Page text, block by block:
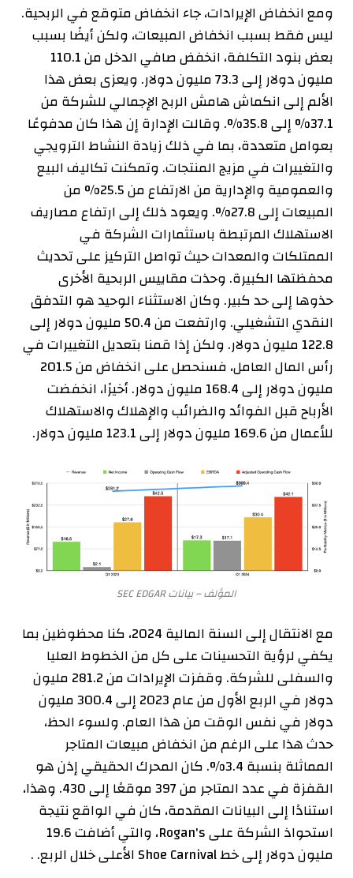
ومع انخفاض الإيرادات، جاء انخفاض متوقع في الربحية.
ليس فقط بسبب انخفاض المبيعات، ولكن أيضًا بسبب
بعض بنود التكلفة، انخفض صافي الدخل من 110.1
مليون دولار إلى 73.3 مليون دولار. ويعزى بعض هذا
الألم إلى انكماش هامش الربح الإجمالي للشركة من
37.1% إلى 35.8%. وقالت الإدارة إن هذا كان مدفوعًا
بعوامل متعددة، بما في ذلك زيادة النشاط الترويجي
والتغييرات في مزيج المنتجات. وتمكنت تكاليف البيع
والعمومية والإدارية من الارتفاع من 25.5% من
المبيعات إلى 27.8%. ويعود ذلك إلى ارتفاع مصاريف
الاستهلاك المرتبطة باستثمارات الشركة في
الممتلكات والمعدات حيث تواصل التركيز على تحديث
محفظتها الكبيرة. وحذت مقاييس الربحية الأخرى
حذوها إلى حد كبير. وكان الاستثناء الوحيد هو التدفق
النقدي التشغيلي. وارتفعت من 50.4 مليون دولار إلى
122.8 مليون دولار. ولكن إذا قمنا بتعديل التغييرات في
رأس المال العامل، فسنحصل على انخفاض من 201.5
مليون دولار إلى 168.4 مليون دولار. أخيرًا، انخفضت
الأرباح قبل الفوائد والضرائب والإهلاك والاستهلاك
للأعمال من 169.6 مليون دولار إلى 123.1 مليون دولار.
المؤلف – بيانات SEC EDGAR
مع الانتقال إلى السنة المالية 2024، كنا محظوظين بما
يكفي لرؤية التحسينات على كل من الخطوط العليا
والسفلى للشركة. وقفزت الإيرادات من 281.2 مليون
دولار في الربع الأول من عام 2023 إلى 300.4 مليون
دولار في نفس الوقت من هذا العام. ولسوء الحظ،
حدث هذا على الرغم من انخفاض مبيعات المتاجر
المماثلة بنسبة 3.4%. كان المحرك الحقيقي إذن هو
القفزة في عدد المتاجر من 397 موقعًا إلى 430. وهذا،
استنادًا إلى البيانات المقدمة، كان في الواقع نتيجة
استحواذ الشركة على Rogan's، والتي أضافت 19.6
مليون دولار إلى خط Shoe Carnival الأعلى خلال الربع. .